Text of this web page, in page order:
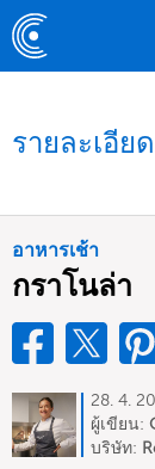
รายละเอีย
อาหารเช้า
กราโนล่า
28. 4.
ผู้เขียน:
บริษัท: